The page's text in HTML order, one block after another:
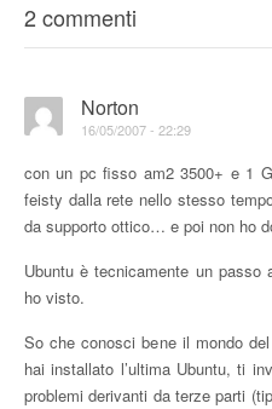
2 commenti
Norton
16/05/2007 - 22:29
con un pc fisso am2 3500+ e 1
feisty dalla rete nello stesso
da supporto ottico… e poi non ho
Ubuntu è tecnicamente un
ho visto.
So che conosci bene il mondo
hai installato l’ultima Ubuntu, ti
problemi derivanti da terze parti